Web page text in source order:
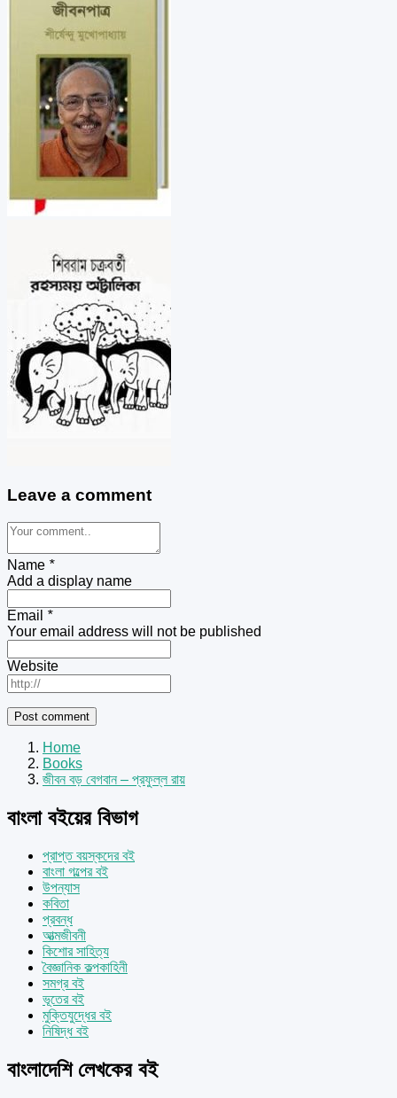
Leave a comment
Name *
Add a display name
Email *
Your email address will not be published
Website
Home
Books
জীবন বড় বেগবান – প্রফুল্ল রায়
বাংলা বইয়ের বিভাগ
প্রাপ্ত বয়স্কদের বই
বাংলা গল্পের বই
উপন্যাস
কবিতা
প্রবন্ধ
আত্মজীবনী
কিশোর সাহিত্য
বৈজ্ঞানিক কল্পকাহিনী
সমগ্র বই
ভূতের বই
মুক্তিযুদ্ধের বই
নিষিদ্ধ বই
বাংলাদেশি লেখকের বই